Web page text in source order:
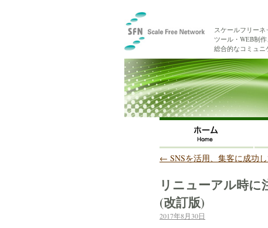
スケールフリー
ツール・WEB制
総合的なコミュニ
← SNSを活用、集客に成功
リニューアル時
(改訂版)
2017年8月30日